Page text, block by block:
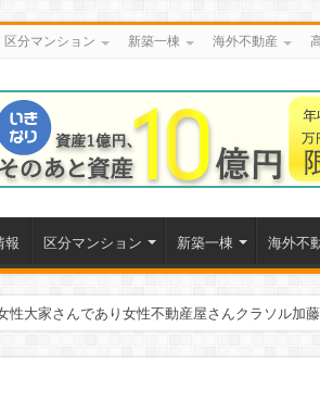
区分マンション 新築一棟 海外不動産
報 区分マンション 新築一棟 海外不
性大家さんであり女性不動産屋さんクラソル加